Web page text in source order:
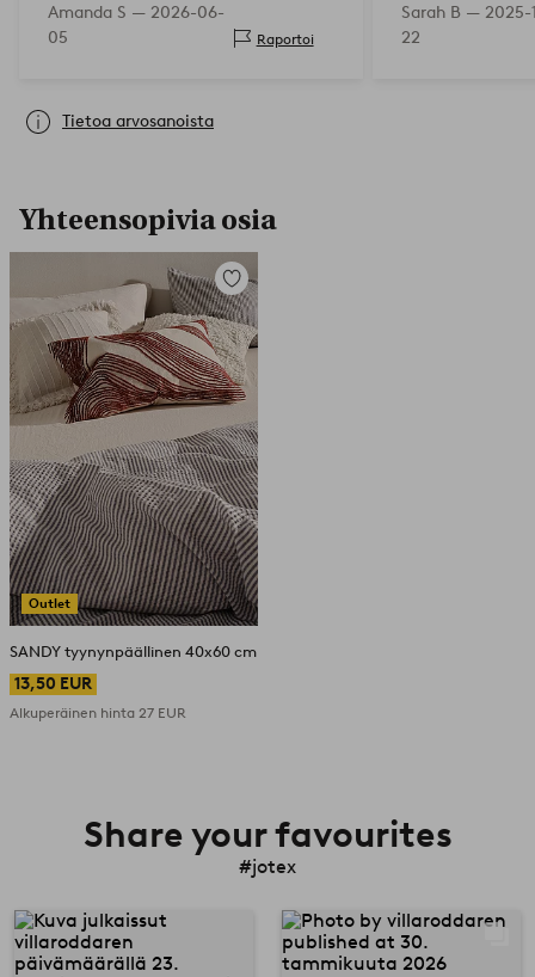
Amanda S — 2026-06-
05
Raportoi
raskaasti ja
lähes kokonaan.
Sarah B — 2025-
22
Tietoa arvosanoista
Yhteensopivia osia
Outlet
Lisää
suosikkeihin
SANDY tyynynpäällinen 40x60 cm
13,50 EUR
Alkuperäinen hinta 27 EUR
Share your favourites
#jotex